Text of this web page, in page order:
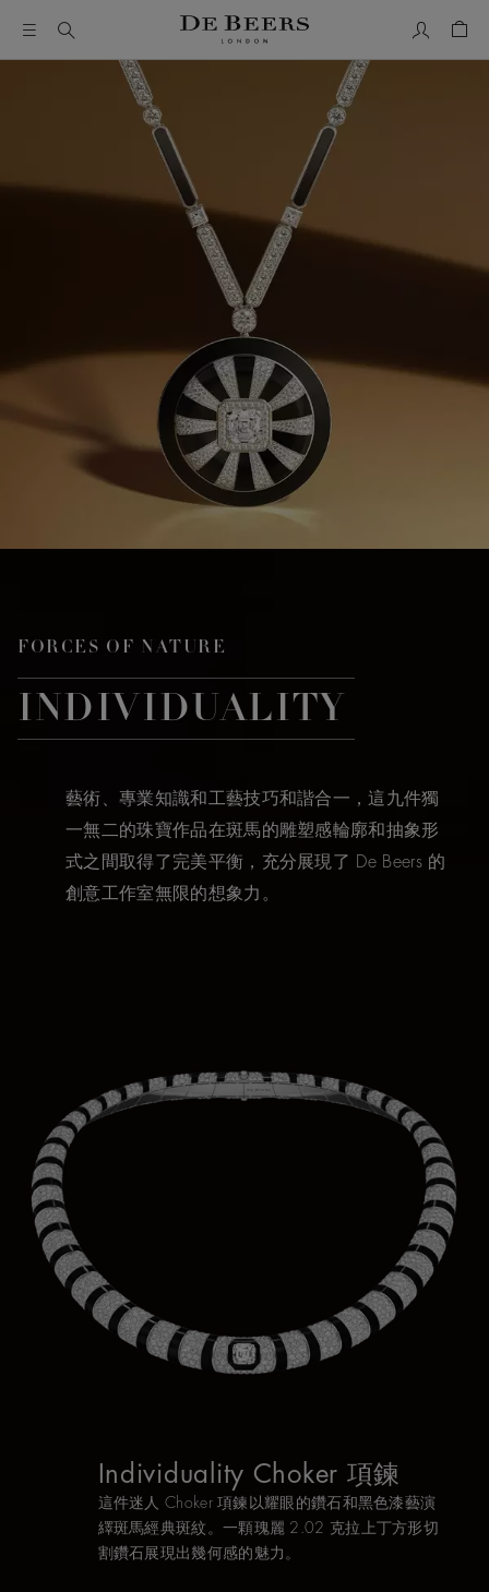
FORCES OF NATURE
INDIVIDUALITY
藝術、專業知識和工藝技巧和諧合一，這九件獨
一無二的珠寶作品在斑馬的雕塑感輪廓和抽象形
式之間取得了完美平衡，充分展現了 De Beers 的
創意工作室無限的想象力。
Individuality Choker 項鍊
這件迷人 Choker 項鍊以耀眼的鑽石和黑色漆藝演
繹斑馬經典斑紋。一顆瑰麗 2.02 克拉上丁方形切
割鑽石展現出幾何感的魅力。